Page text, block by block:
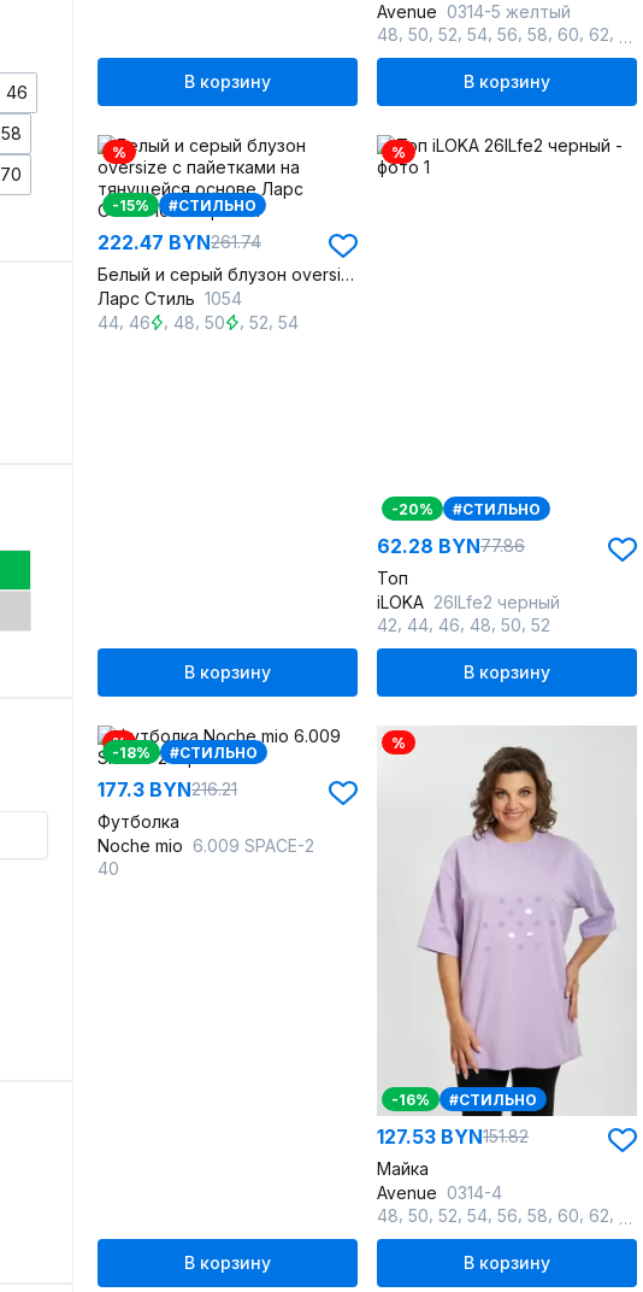
46
58
70
В корзину
Avenue 0314-5 желтый
48 50 52 54 56 58 60 62
В корзину
%
-15% #СТИЛЬНО
222.47 BYN261.74
Белый и серый блузон oversize с пайетками на тянущейся основе
Ларс Стиль 1054
44 46 48 ,50 52 54
В корзину
%
-20% #СТИЛЬНО
62.28 BYN77.86
Топ
iLOKA 26ILfe2 черный
42 44 46 48 50 52
В корзину
%
-18% #СТИЛЬНО
177.3 BYN216.21
Футболка
Noche mio 6.009 SPACE-2
40
В корзину
%
-16% #СТИЛЬНО
127.53 BYN151.82
Майка
Avenue 0314-4
48 50 52 54 56 58 60 62
В корзину